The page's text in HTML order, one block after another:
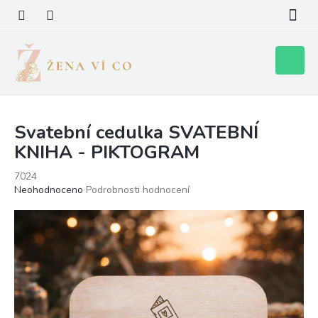
obsah
košík
Svatební cedulka SVATEBNÍ
KNIHA - PIKTOGRAM
7024
Průměrné
0,0
z
5
hvězdiček.
Neohodnoceno Podrobnosti hodnocení